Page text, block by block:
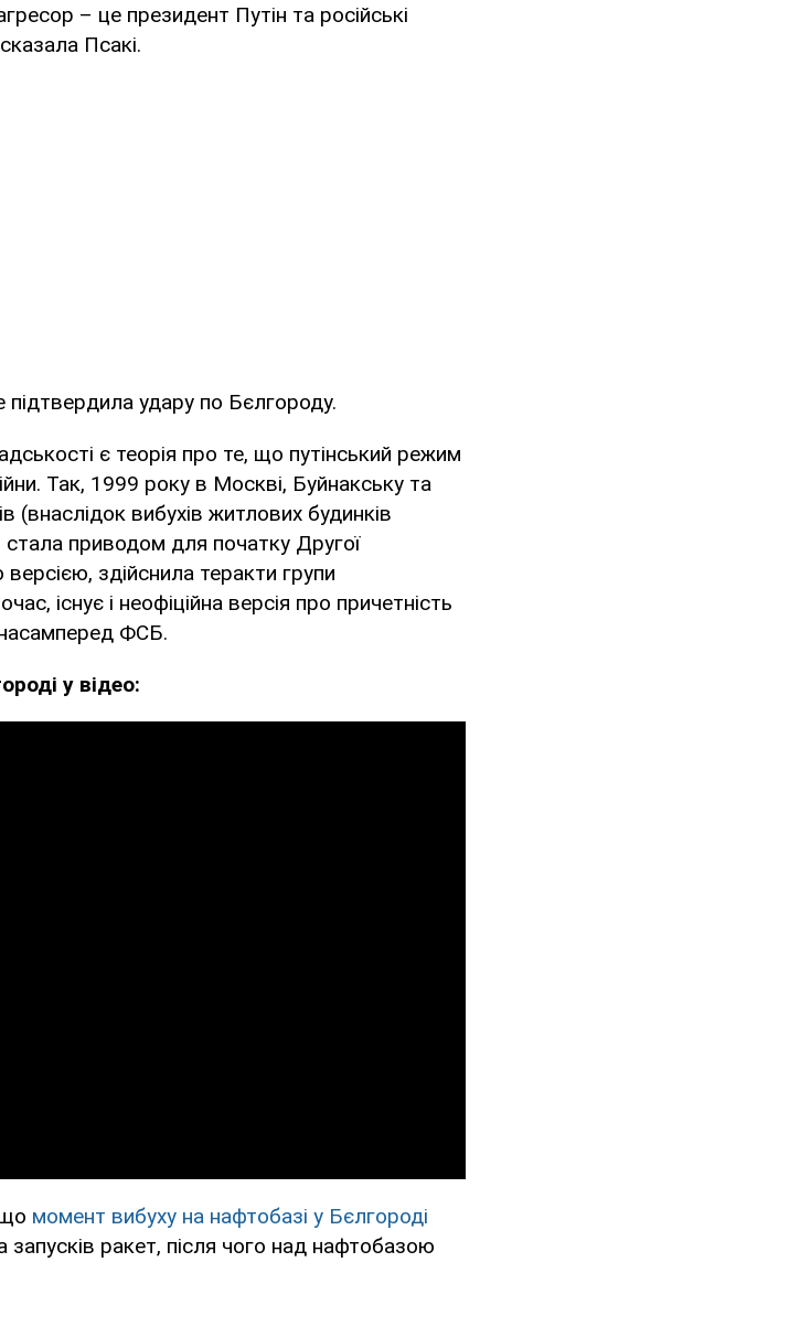
– це президент Путін та російські
Псакі.
удару по Бєлгороду.
є теорія про те, що путінський режим
Так, 1999 року в Москві, Буйнакську та
(внаслідок вибухів житлових будинків
стала приводом для початку Другої
версією, здійснила теракти групи
існує і неофіційна версія про причетність
насамперед ФСБ.
у відео:
момент вибуху на нафтобазі у Бєлгороді
запусків ракет, після чого над нафтобазою